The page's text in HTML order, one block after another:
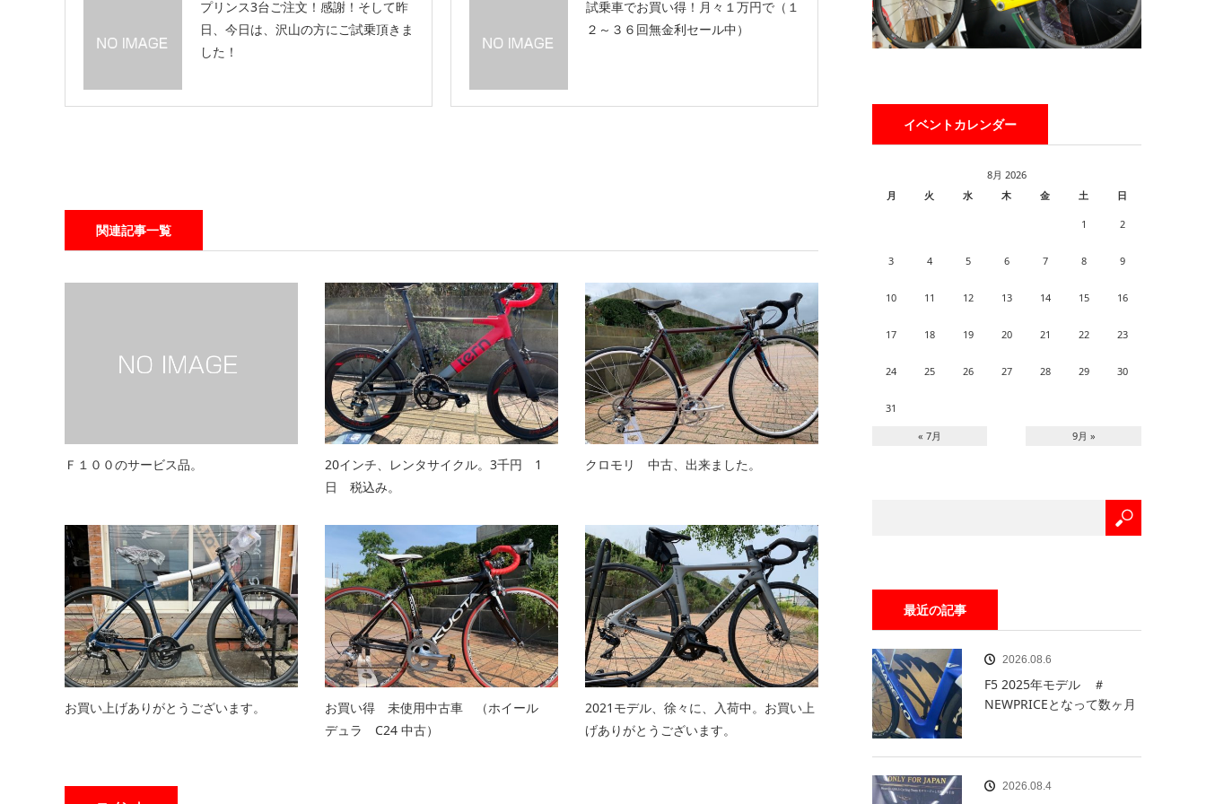
プリンス3台ご注文！感謝！そして昨
日、今日は、沢山の方にご試乗頂きま
した！
試乗車でお買い得！月々１万円で（１
２～３６回無金利セール中）
関連記事一覧
Ｆ１００のサービス品。
20インチ、レンタサイクル。3千円 1
日 税込み。
クロモリ 中古、出来ました。
お買い上げありがとうございます。
お買い得 未使用中古車 （ホイール
デュラ C24 中古）
2021モデル、徐々に、入荷中。お買い上
げありがとうございます。
イベントカレンダー
8月 2026
月
火 水 木 金 土 日
1 2
3 4 5 6 7 8 9
10 11 12 13 14 15 16
17 18 19 20 21 22 23
24 25 26 27 28 29 30
31
« 7月 9月 »
最近の記事
2026.08.6
F5 2025年モデル ＃
NEWPRICEとなって数ヶ月
2026.08.4